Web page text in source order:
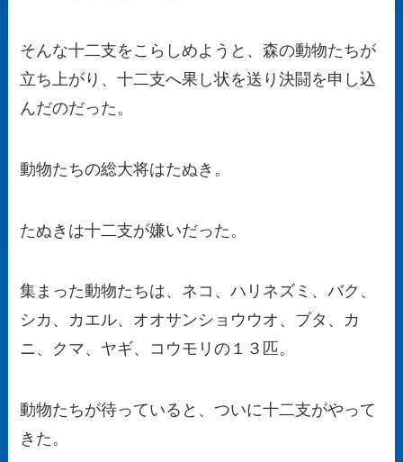
そんな十二支をこらしめようと、森の動物たちが
立ち上がり、十二支へ果し状を送り決闘を申し込
んだのだった。
動物たちの総大将はたぬき。
たぬきは十二支が嫌いだった。
集まった動物たちは、ネコ、ハリネズミ、バク、
シカ、カエル、オオサンショウウオ、ブタ、カ
ニ、クマ、ヤギ、コウモリの１３匹。
動物たちが待っていると、ついに十二支がやって
きた。